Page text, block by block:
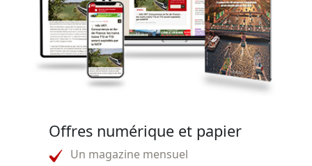
Offres numérique et papier
Un magazine mensuel